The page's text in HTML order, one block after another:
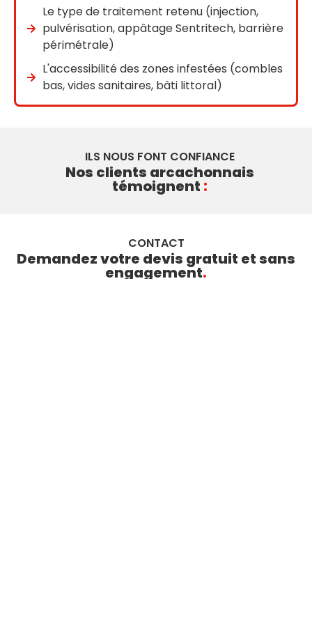
Le type de traitement retenu (injection,
pulvérisation, appâtage Sentritech, barrière
périmétrale)
L'accessibilité des zones infestées (combles
bas, vides sanitaires, bâti littoral)
ILS NOUS FONT CONFIANCE
Nos clients arcachonnais
témoignent :
CONTACT
Demandez votre devis gratuit et sans
engagement.